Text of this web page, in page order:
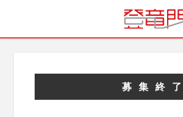
募集終了